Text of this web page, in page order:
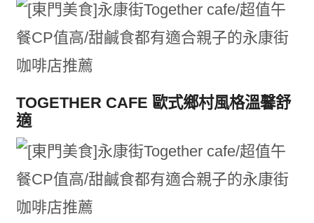
TOGETHER CAFE 歐式鄉村風格溫馨舒
適